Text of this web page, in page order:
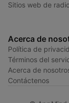
Sitios web de
Acerca de
Política de
Términos del
Acerca de
Contáctenos